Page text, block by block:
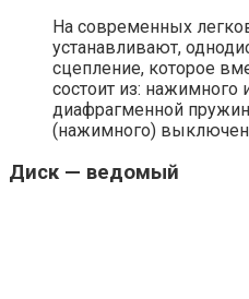
На современных
устанавливают,
сцепление, которое
состоит из: нажимного
диафрагменной
(нажимного)
Диск — ведомый